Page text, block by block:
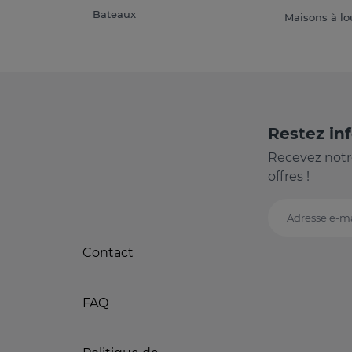
Bateaux Maisons à
Contact
FAQ
Restez
Recevez
offres !
Adresse e-